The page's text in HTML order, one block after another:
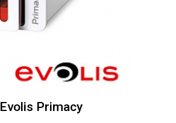
Evolis Primacy